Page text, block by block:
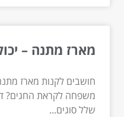
מארז מתנה –
חושבים לקנות מארז
משפחה לקראת החגים?
שלל סוגים...